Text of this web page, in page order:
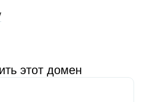
этот домен